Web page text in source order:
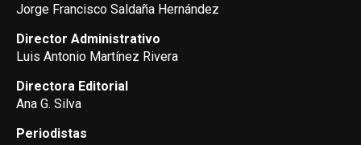
Jorge Francisco Saldaña Hernández
Director Administrativo
Luis Antonio Martínez Rivera
Directora Editorial
Ana G. Silva
Periodistas